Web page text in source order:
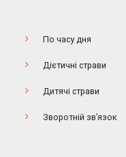
По часу дня
Дієтичні страви
Дитячі страви
Зворотній зв’язок